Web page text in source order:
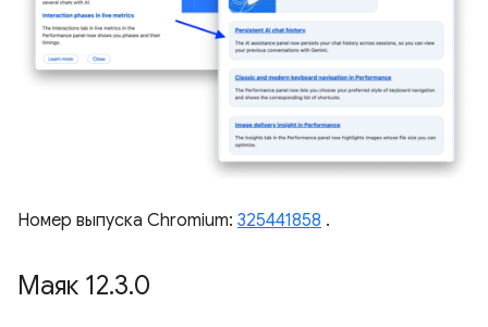
Номер выпуска Chromium: 325441858 .
Маяк 12.3.0